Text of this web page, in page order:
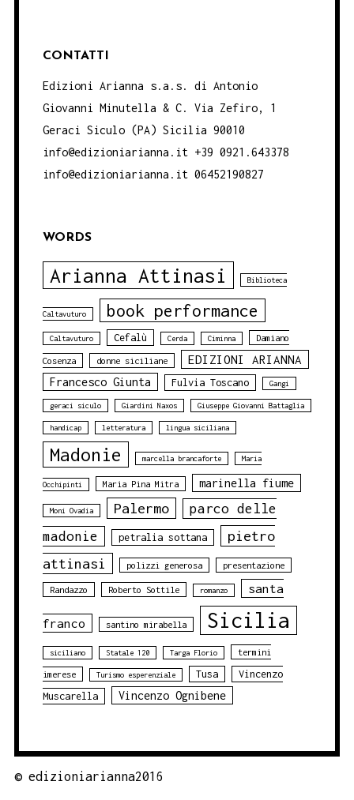
CONTATTI
Edizioni Arianna s.a.s. di Antonio
Giovanni Minutella & C. Via Zefiro, 1
Geraci Siculo (PA) Sicilia 90010
info@edizioniarianna.it +39 0921.643378
info@edizioniarianna.it 06452190827
WORDS
Arianna Attinasi Biblioteca
Caltavuturo book performance
Caltavuturo Cefalù Cerda Ciminna Damiano
Cosenza donne siciliane EDIZIONI ARIANNA
Francesco Giunta Fulvia Toscano Gangi
geraci siculo Giardini Naxos Giuseppe Giovanni Battaglia
handicap letteratura lingua siciliana
Madonie marcella brancaforte Maria
Occhipinti Maria Pina Mitra marinella fiume
Moni Ovadia Palermo
parco delle
madonie
petralia sottana
pietro
attinasi
polizzi generosa presentazione
Randazzo Roberto Sottile romanzo santa
franco santino mirabella Sicilia
siciliano Statale 120 Targa Florio termini
imerese Turismo esperenziale Tusa
Vincenzo
Muscarella
Vincenzo Ognibene
© edizioniarianna2016